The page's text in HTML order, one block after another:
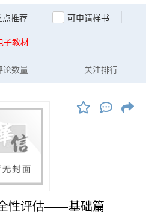
点推荐
可申请样书
子教材
关注排行
论数量
性评估——基础篇